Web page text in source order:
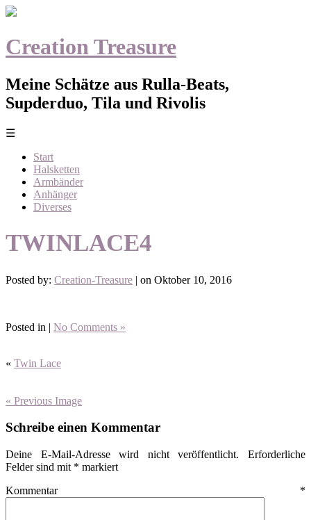
Creation Treasure
Meine Schätze aus Rulla-Beats,
Supderduo, Tila und Rivolis
☰
Start
Halsketten
Armbänder
Anhänger
Diverses
TWINLACE4
Posted by: Creation-Treasure | on Oktober 10, 2016
Posted in | No Comments »
« Twin Lace
« Previous Image
Schreibe einen Kommentar
Deine E-Mail-Adresse wird nicht veröffentlicht.
Erforderliche
Felder sind mit * markiert
Kommentar *